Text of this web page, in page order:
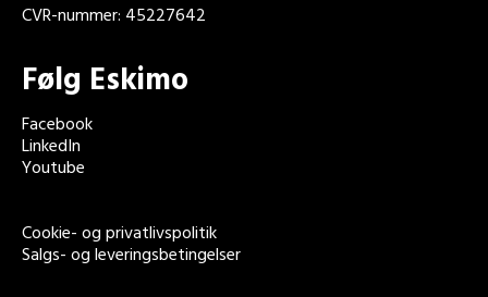
CVR-nummer: 45227642
Følg Eskimo
Facebook
LinkedIn
Youtube
Cookie- og privatlivspolitik
Salgs- og leveringsbetingelser